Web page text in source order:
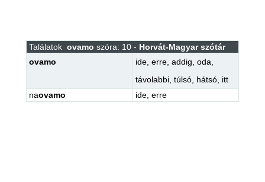
Találatok ovamo szóra: 10 - Horvát-Magyar szótár
ovamo
ide, erre, addig oda
távolabbi, túlsó, hátsó, itt
naovamo ide, erre